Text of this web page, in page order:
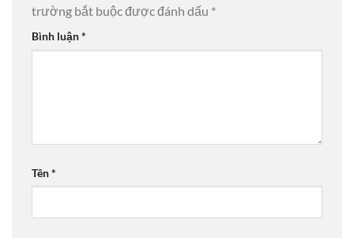
trường bắt buộc được đánh dấu *
Bình luận*
Tên*